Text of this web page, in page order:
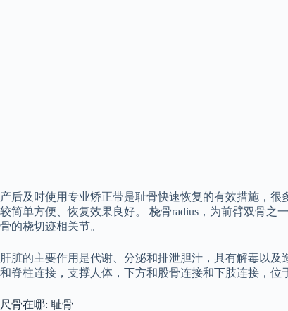
产后及时使用专业矫正带是耻骨快速恢复的有效措施，
较简单方便、恢复效果良好。 桡骨radius，为前臂双骨
骨的桡切迹相关节。
肝脏的主要作用是代谢、分泌和排泄胆汁，具有解毒以
和脊柱连接，支撑人体，下方和股骨连接和下肢连接，位
尺骨在哪: 耻骨